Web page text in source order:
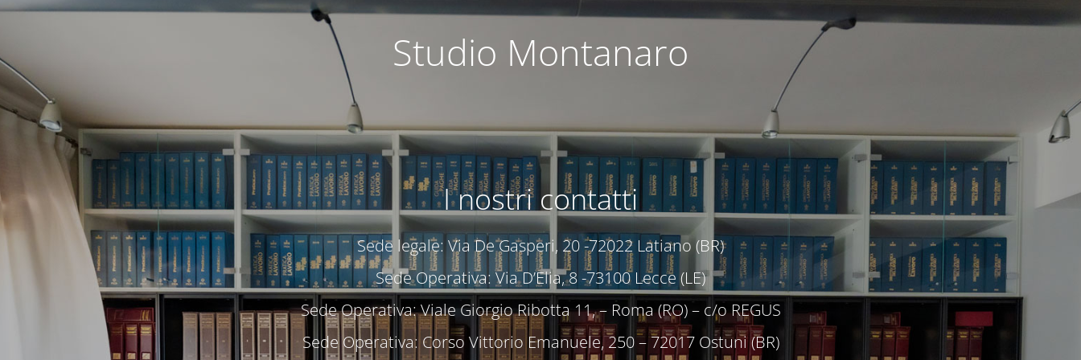
Studio Montanaro
I nostri contatti
Sede legale: Via De Gasperi, 20 -72022 Latiano (BR)
Sede Operativa: Via D’Elia, 8 -73100 Lecce (LE)
Sede Operativa: Viale Giorgio Ribotta 11, – Roma (RO) – c/o REGUS
Sede Operativa: Corso Vittorio Emanuele, 250 – 72017 Ostuni (BR)